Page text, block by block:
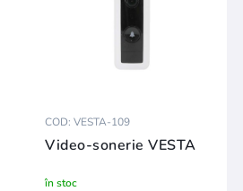
COD: VESTA-109
Video-sonerie VESTA
în stoc